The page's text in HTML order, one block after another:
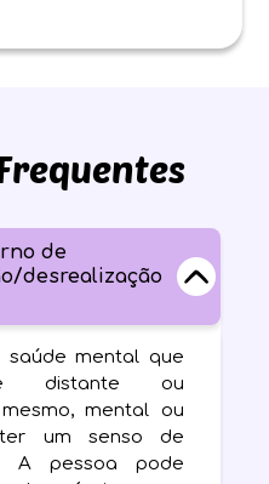
de
desrealização
saúde mental que
distante ou
mental ou
um senso de
A pessoa pode